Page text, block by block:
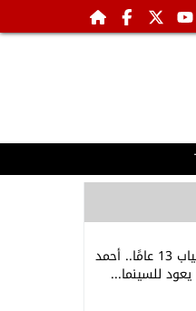
بعد غياب 13 عامًا.. أحمد
للسينما...